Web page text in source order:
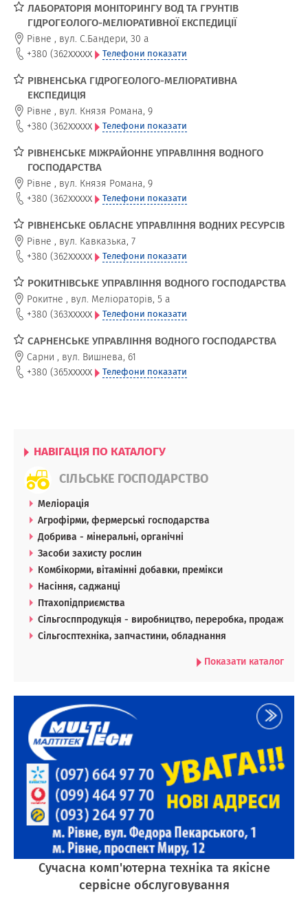
ЛАБОРАТОРІЯ МОНІТОРИНГУ ВОД ТА ГРУНТІВ
ГІДРОГЕОЛОГО-МЕЛІОРАТИВНОЇ ЕКСПЕДИЦІЇ
Рівне , вул. С.Бандери, 30 а
+380 (362xxxxx Телефони показати
РІВНЕНСЬКА ГІДРОГЕОЛОГО-МЕЛІОРАТИВНА
ЕКСПЕДИЦІЯ
Рівне , вул. Князя Романа, 9
+380 (362xxxxx Телефони показати
РІВНЕНСЬКЕ МІЖРАЙОННЕ УПРАВЛІННЯ ВОДНОГО
ГОСПОДАРСТВА
Рівне , вул. Князя Романа, 9
+380 (362xxxxx Телефони показати
РІВНЕНСЬКЕ ОБЛАСНЕ УПРАВЛІННЯ ВОДНИХ РЕСУРСІВ
Рівне , вул. Кавказька, 7
+380 (362xxxxx Телефони показати
РОКИТНІВСЬКЕ УПРАВЛІННЯ ВОДНОГО ГОСПОДАРСТВА
Рокитне , вул. Меліораторів, 5 а
+380 (363xxxxx Телефони показати
САРНЕНСЬКЕ УПРАВЛІННЯ ВОДНОГО ГОСПОДАРСТВА
Сарни , вул. Вишнева, 61
+380 (365xxxxx Телефони показати
НАВІГАЦІЯ ПО КАТАЛОГУ
СІЛЬСЬКЕ ГОСПОДАРСТВО
Меліорація
Агрофірми, фермерські господарства
Добрива - мінеральні, органічні
Засоби захисту рослин
Комбікорми, вітамінні добавки, премікси
Насіння, саджанці
Птахопідприємства
Сільгосппродукція - виробництво, переробка, продаж
Сільгосптехніка, запчастини, обладнання
Показати каталог
Сучасна комп'ютерна техніка та якісне
сервісне обслуговування